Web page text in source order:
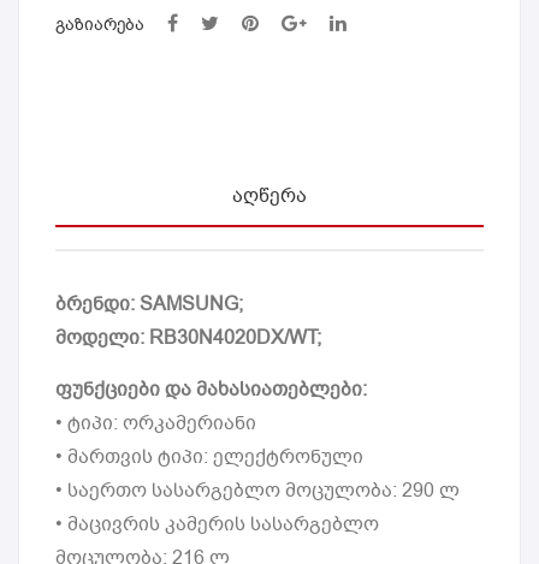
ᲒᲐᲖᲘᲐᲠᲔᲑᲐ
ᲐᲦᲬᲔᲠᲐ
ბრენდი: SAMSUNG;
მოდელი: RB30N4020DX/WT;
ფუნქციები და მახასიათებლები:
• ტიპი: ორკამერიანი
• მართვის ტიპი: ელექტრონული
• საერთო სასარგებლო მოცულობა: 290 ლ
• მაცივრის კამერის სასარგებლო
მოცულობა: 216 ლ